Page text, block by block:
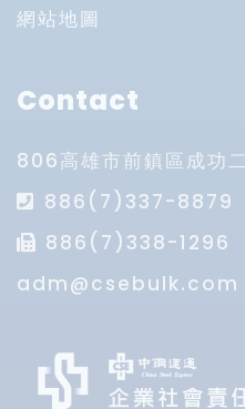
網站地圖
Contact
806高雄市前鎮區成功
886(7)337-8879
886(7)338-1296
adm@csebulk.com